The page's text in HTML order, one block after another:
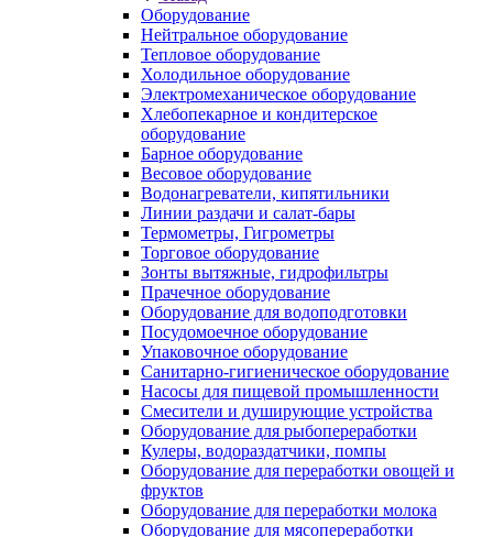
Оборудование
Нейтральное оборудование
Тепловое оборудование
Холодильное оборудование
Электромеханическое оборудование
Хлебопекарное и кондитерское
оборудование
Барное оборудование
Весовое оборудование
Водонагреватели, кипятильники
Линии раздачи и салат-бары
Термометры, Гигрометры
Торговое оборудование
Зонты вытяжные, гидрофильтры
Прачечное оборудование
Оборудование для водоподготовки
Посудомоечное оборудование
Упаковочное оборудование
Санитарно-гигиеническое оборудование
Насосы для пищевой промышленности
Смесители и душирующие устройства
Оборудование для рыбопереработки
Кулеры, водораздатчики, помпы
Оборудование для переработки овощей и
фруктов
Оборудование для переработки молока
Оборудование для мясопереработки